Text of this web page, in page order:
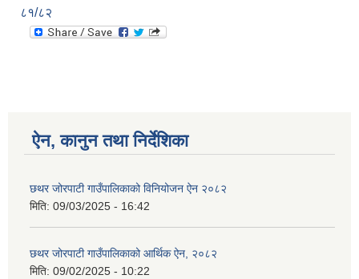
८१/८२
ऐन, कानुन तथा निर्देशिका
छथर जोरपाटी गाउँपालिकाको विनियोजन ऐन २०८२
मिति: 09/03/2025 - 16:42
छथर जोरपाटी गाउँपालिकाको आर्थिक ऐन, २०८२
मिति: 09/02/2025 - 10:22